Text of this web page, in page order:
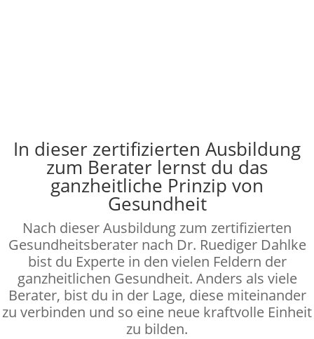
In dieser zertifizierten Ausbildung
zum Berater lernst du das
ganzheitliche Prinzip von
Gesundheit
Nach dieser Ausbildung zum zertifizierten
Gesundheitsberater nach Dr. Ruediger Dahlke
bist du Experte in den vielen Feldern der
ganzheitlichen Gesundheit. Anders als viele
Berater, bist du in der Lage, diese miteinander
zu verbinden und so eine neue kraftvolle Einheit
zu bilden.